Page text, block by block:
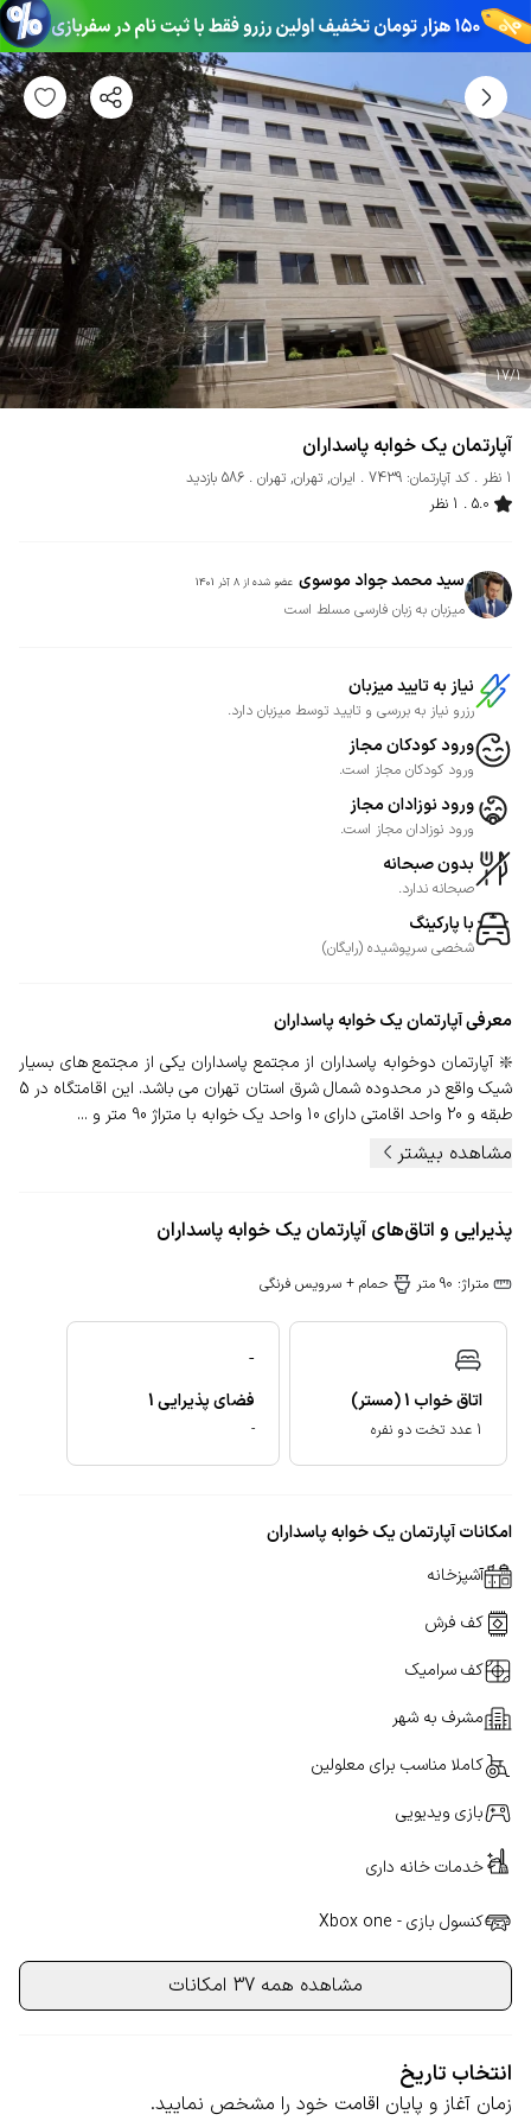
17/1
آپارتمان یک خوابه پاسداران
1 نظر کد آپارتمان: 7439 ایران, تهران, تهران
586 بازدید
5.0
1 نظر
سید محمد جواد موسوی عضو شده از 8 آذر 1401
میزبان به زبان فارسی مسلط است
نیاز به تایید میزبان
رزرو نیاز به بررسی و تایید توسط میزبان دارد.
ورود کودکان مجاز
ورود کودکان مجاز است.
ورود نوزادان مجاز
ورود نوزادان مجاز است.
بدون صبحانه
صبحانه ندارد.
با پارکینگ
شخصی سرپوشیده (رایگان)
معرفیآپارتمان یک خوابه پاسداران
❇️ آپارتمان دوخوابه پاسداران از مجتمع پاسداران یکی از مجتمع های بسیار
شیک واقع در محدوده شمال شرق استان تهران می باشد. این اقامتگاه در 5
طبقه و 20 واحد اقامتی دارای 10 واحد یک خوابه با متراژ 90 متر و ...
مشاهده بیشتر
پذیرایی و اتاق‌های آپارتمان یک خوابه پاسداران
متراژ: 90 متر حمام + سرویس فرنگی
اتاق خواب 1(مستر)
1 عدد تخت دو نفره
-
فضای پذیرایی1
-
امکانات آپارتمان یک خوابه پاسداران
آشپزخانه
کف فرش
کف سرامیک
مشرف به شهر
کاملا مناسب برای معلولین
بازی ویدیویی
خدمات خانه داری
کنسول بازی - Xbox one
مشاهده همه 37 امکانات
انتخاب تاریخ
زمان آغاز و پایان اقامت خود را مشخص نمایید.